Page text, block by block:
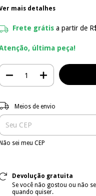
mais detalhes
Frete grátis a partir de
última peça!
para o CEP:
Meios de envio
Não sei meu CEP
Devolução gratuita
Se você não gostou ou não
quando quiser.